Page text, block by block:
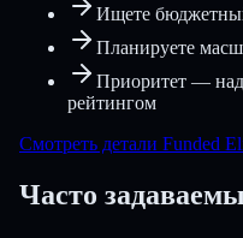
Ищете
Планируете
Приоритет —
рейтингом
Смотреть детали Funded
Часто